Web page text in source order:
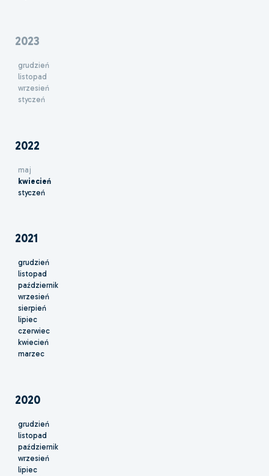
2023
grudzień
listopad
wrzesień
styczeń
2022
maj
kwiecień
styczeń
2021
grudzień
listopad
październik
wrzesień
sierpień
lipiec
czerwiec
kwiecień
marzec
2020
grudzień
listopad
październik
wrzesień
lipiec